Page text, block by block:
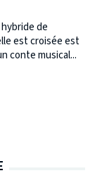
de
est croisée est
conte musical...